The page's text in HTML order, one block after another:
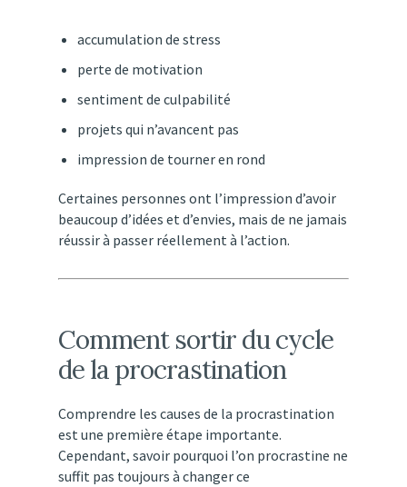
accumulation de stress
perte de motivation
sentimentde culpabilité
projets qui n’avancent pas
impression de tourneren rond
Certaines personnes ont l’impression d’avoir
beaucoup d’idées etd’envies, mais de ne jamais
réussirà passer réellementà l’action.
Commentsortirducycle
delaprocrastination
Comprendre les causes de la procrastination
estune première étape importante.
Cependant, savoir pourquoi l’on procrastine ne
suffit pas toujours à changerce